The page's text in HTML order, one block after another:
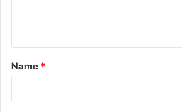
t
*
Name *